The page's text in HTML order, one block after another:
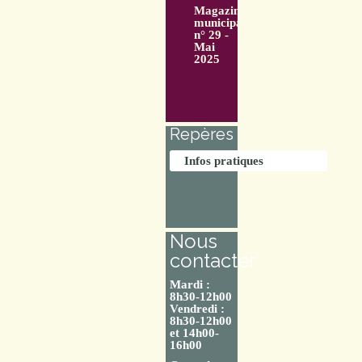
Magazine
municipal
n° 29 -
Mai
2025
Repères
Infos pratiques
Nous
contacter
Mardi :
8h30-12h00
Vendredi :
8h30-12h00
et 14h00-
16h00